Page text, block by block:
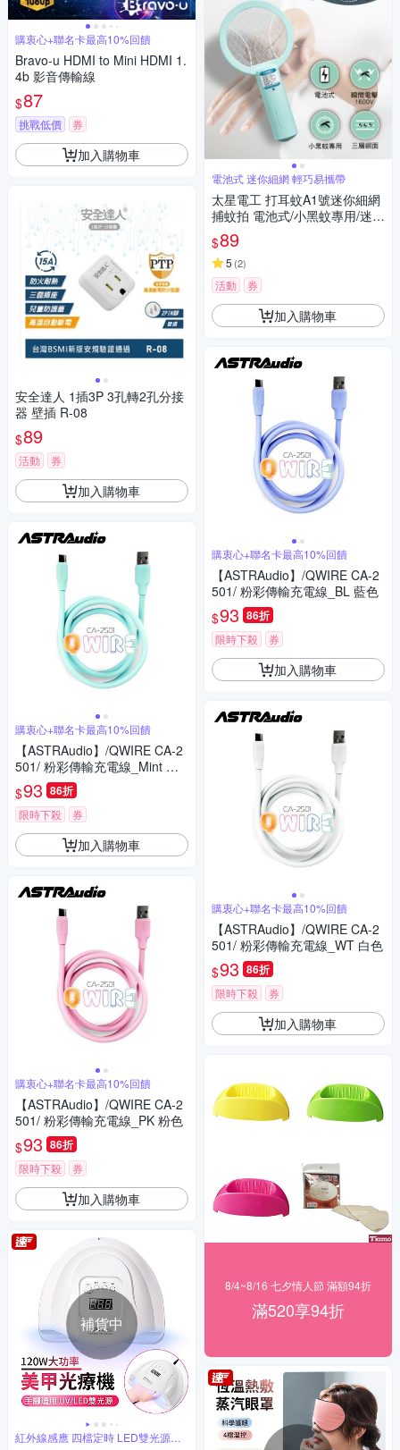
購衷心+聯名卡最高10%回饋
Bravo-u HDMI to Mini HDMI 1.
4b 影音傳輸線
$87
挑戰低價 券
加入購物車
安全達人 1插3P 3孔轉2孔分接
器 壁插 R-08
$89
活動 券
加入購物車
購衷心+聯名卡最高10%回饋
【ASTRAudio】/QWIRE CA-2
501/ 粉彩傳輸充電線_Mint 綠
色
$93 86折
限時下殺 券
加入購物車
購衷心+聯名卡最高10%回饋
【ASTRAudio】/QWIRE CA-2
501/ 粉彩傳輸充電線_PK 粉色
$93 86折
限時下殺 券
加入購物車
補貨中
紅外線感應 四檔定時 LED雙光源不
電池式 迷你細網 輕巧易攜帶
太星電工 打耳蚊A1號迷你細網
捕蚊拍 電池式/小黑蚊專用/迷你
捕蚊拍/迷你電蚊拍/巴掌型捕蚊
拍
$89
5 (2)
活動 券
加入購物車
購衷心+聯名卡最高10%回饋
【ASTRAudio】/QWIRE CA-2
501/ 粉彩傳輸充電線_BL 藍色
$93 86折
限時下殺 券
加入購物車
購衷心+聯名卡最高10%回饋
【ASTRAudio】/QWIRE CA-2
501/ 粉彩傳輸充電線_WT 白色
$93 86折
限時下殺 券
加入購物車
8/4~8/16 七夕情人節 滿額94折
滿520享94折